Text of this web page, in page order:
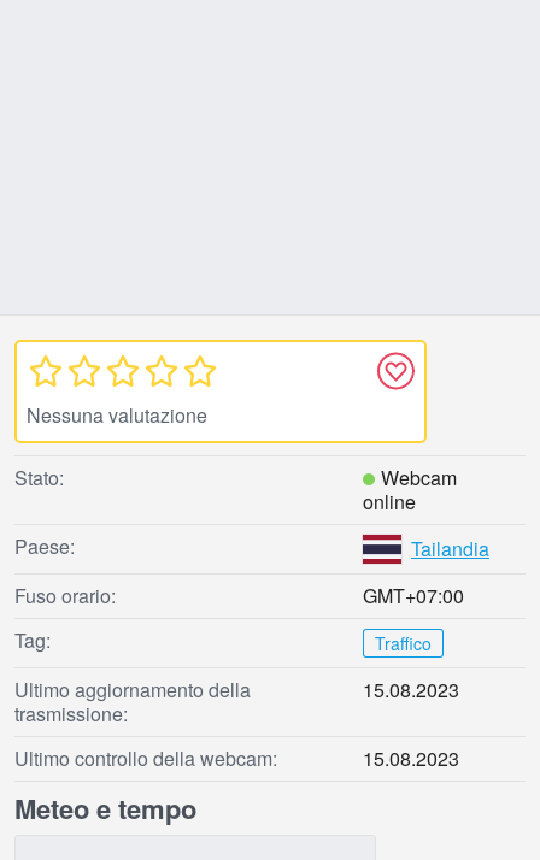
Nessuna valutazione
Stato:
Webcam
online
Paese:
Tailandia
Fuso orario:
GMT+07:00
Tag:
Traffico
Ultimo aggiornamento della
trasmissione:
15.08.2023
Ultimo controllo della webcam: 15.08.2023
Meteo e tempo